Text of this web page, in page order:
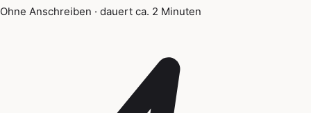
Ohne Anschreiben · dauert ca. 2 Minuten